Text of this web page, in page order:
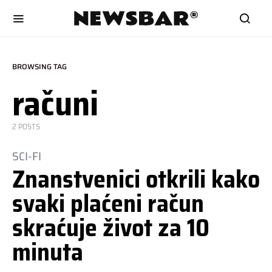
BROWSING TAG
računi
2 POSTS
SCI-FI
Znanstvenici otkrili kako
svaki plaćeni račun
skraćuje život za 10
minuta